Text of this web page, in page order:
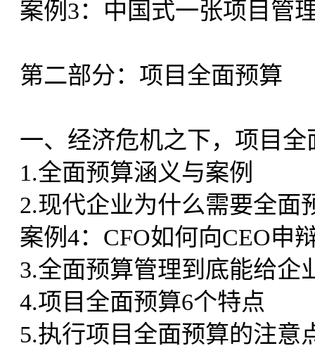
案例3：中国式一张项目管
第二部分：项目全面预算
一、经济危机之下，项目
1.全面预算涵义与案例
2.现代企业为什么需要全面
案例4：CFO如何向CEO申
3.全面预算管理到底能给企
4.项目全面预算6个特点
5.执行项目全面预算的注意